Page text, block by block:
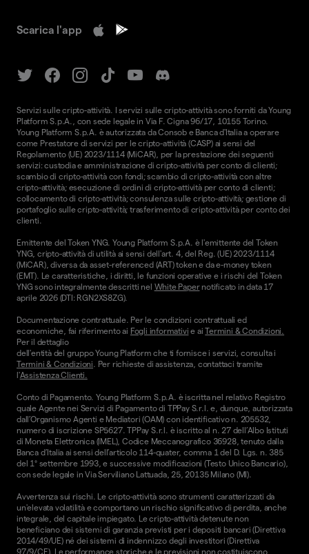
Scarica l'app
Servizi sulle cripto-attività. I servizi sulle cripto-attività sono forniti da Young
Platform S.p.A., con sede legale in Via F. Cigna 96/17, 10155 Torino.
Young Platform S.p.A. è autorizzata da Consob e Banca d'Italia a operare
come Prestatore di servizi per le cripto-attività (CASP) ai sensi del
Regolamento (UE) 2023/1114 (MiCAR), per la prestazione dei seguenti
servizi: custodia e amministrazione di cripto-attività per conto di clienti;
scambio di cripto-attività con fondi; scambio di cripto-attività con altre
cripto-attività; esecuzione di ordini di cripto-attività per conto di clienti;
collocamento di cripto-attività; consulenza sulle cripto-attività; gestione di
portafoglio sulle cripto-attività; trasferimento di cripto-attività per conto dei
clienti.
Emittente del Token YNG. Young Platform S.p.A. è l'emittente del Token
YNG, cripto-attività di utilità ai sensi dell'art. 4, del Reg. (UE) 2023/1114
(MiCAR), diversa da asset-referenced (ART) token e da e-money token
(EMT). Le caratteristiche, i diritti, le funzioni operative e i rischi del Token
YNG sono integralmente descritti nel White Papernotificato in data 17
aprile 2026 (DTI: RGN2XS8ZG).
Documentazione contrattuale. Per le condizioni contrattuali ed
economiche, fai riferimento ai Fogli informativi e aiTermini & Condizioni.
Per il dettaglio
dell'entità del gruppo Young Platform che ti fornisce i servizi, consulta i
Termini & Condizioni. Per richieste di assistenza, contattaci tramite
l'Assistenza Clienti.
Conto di Pagamento. Young Platform S.p.A. è iscritta nel relativo Registro
quale Agente nei Servizi di Pagamento di TPPay S.r.l. e, dunque, autorizzata
dall’Organismo Agenti e Mediatori (OAM) con identificativo n. 205532,
numero di iscrizione SP5627. TPPay S.r.l. è iscritto al n. 27 dell’Albo Istituti
di Moneta Elettronica (IMEL), Codice Meccanografico 36928, tenuto dalla
Banca d’Italia ai sensi dell’articolo 114-quater, comma 1 del D. Lgs. n. 385
del 1° settembre 1993, e successive modificazioni (Testo Unico Bancario),
con sede legale in Via Serviliano Lattuada, 25, 20135 Milano (MI).
Avvertenza sui rischi. Le cripto-attività sono strumenti caratterizzati da
un'elevata volatilità e comportano un rischio significativo di perdita, anche
integrale, del capitale impiegato. Le cripto-attività detenute non
beneficiano dei sistemi di garanzia previsti per i depositi bancari (Direttiva
2014/49/UE) né dei sistemi di indennizzo degli investitori (Direttiva
97/9/CE). Le performance storiche e le previsioni non costituiscono